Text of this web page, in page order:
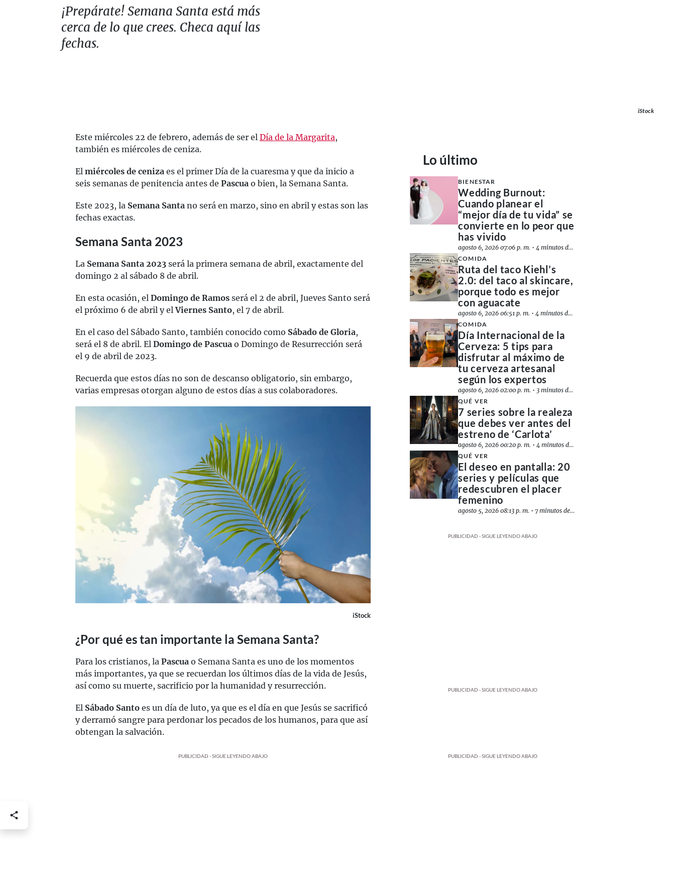
¡Prepárate! Semana Santa está más
cerca de lo que crees. Checa aquí las
fechas.
iStock
Este miércoles 22 de febrero, además de ser el Día de la Margarita,
también es miércoles de ceniza.
El miércoles de ceniza es el primer Día de la cuaresma y que da inicio a
seis semanas de penitencia antes de Pascua o bien, la Semana Santa.
Este 2023, la Semana Santa no será en marzo, sino en abril y estas son las
fechas exactas.
Semana Santa 2023
La Semana Santa 2023 será la primera semana de abril, exactamente del
domingo 2 al sábado 8 de abril.
En esta ocasión, el Domingo de Ramos será el 2 de abril, Jueves Santo será
el próximo 6 de abril y elViernes Santo, el 7 de abril.
En el caso del Sábado Santo, también conocido como Sábado de Gloria,
será el 8 de abril. El Domingo de Pascua o Domingo de Resurrección será
el 9 de abril de 2023.
Recuerda que estos días no son de descanso obligatorio, sin embargo,
varias empresas otorgan alguno de estos días a sus colaboradores.
iStock
¿Por qué es tan importante la Semana Santa?
Para los cristianos, la Pascua o Semana Santa es uno de los momentos
más importantes, ya que se recuerdan los últimos días de la vida de Jesús,
así como su muerte, sacrificio por la humanidad y resurrección.
El Sábado Santo es un día de luto, ya que es el día en que Jesús se sacrificó
y derramó sangre para perdonar los pecados de los humanos, para que así
obtengan la salvación.
PUBLICIDAD - SIGUE LEYENDO ABAJO
Lo último
BIENESTAR
Wedding Burnout:
Cuando planear el
“mejor día de tu vida” se
convierte en lo peor que
has vivido
agosto 6, 2026 07:06 p. m. •4 minutos de lectura
COMIDA
Ruta del taco Kiehl’s
2.0: del taco al skincare,
porque todo es mejor
con aguacate
agosto 6, 2026 06:51 p. m. •4 minutos de lectura
COMIDA
Día Internacional de la
Cerveza: 5 tips para
disfrutar al máximo de
tu cerveza artesanal
según los expertos
agosto 6, 2026 02:00 p. m. • 3 minutos de lectura
QUÉ VER
7 series sobre la realeza
que debes ver antes del
estreno de ‘Carlota’
agosto 6, 2026 00:20 p. m. •4 minutos de lectura
QUÉ VER
El deseo en pantalla: 20
series y películas que
redescubren el placer
femenino
agosto 5, 2026 08:13 p. m. •7 minutos de lectura
PUBLICIDAD - SIGUE LEYENDO ABAJO
PUBLICIDAD - SIGUE LEYENDO ABAJO
PUBLICIDAD - SIGUE LEYENDO ABAJO